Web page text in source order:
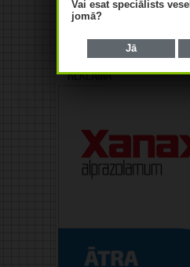
Reklāma
Vai esat speciālists
jomā?
Jā